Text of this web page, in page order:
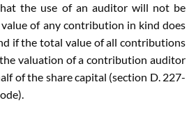
the use of an auditor will not be
of any contribution in kind does
if the total value of all contributions
valuation of a contribution auditor
of the share capital (section D. 227-